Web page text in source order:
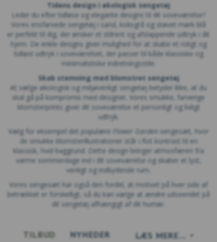
Tidens design i økologisk sengetøj
Leder du efter tidløse og elegante designs til dit soveværelse?
Vores ensfarvede sengetøj i sand, koksgrå og støvet mørk blå
er perfekt til dig, der ønsker et stilrent og afslappende udtryk i dit
hjem. De enkle designs giver mulighed for at skabe et roligt og
tidløst udtryk i soveværelset, der passer til både klassiske og
minimalistiske indretningsstile.
Skab stemning med blomstret sengetøj
At vælge økologisk og miljøvenligt sengetøj betyder ikke, at du
skal gå på kompromis med designet. Vores smukke, farverige
blomsterprints giver dit soveværelse et personligt og livligt
udtryk.
Vælg for eksempel det populære
Flower Garden sengesæt, hvor
de smukke blomsterillustrationer står i flot kontrast til en
klassisk, hvid baggrund. Dette design bringer atmosfæren fra
varme sommerdage ind i dit soveværelse og skaber et lyst,
venligt og indbydende rum.
Vores sengesæt har også den fordel, at motivet på hver side af
betrækket er forskelligt, så du kan vælge at ændre udseendet på
dit sengetøj afhængigt af dit humør.
LÆS MERE...
TILBUD NYHEDER